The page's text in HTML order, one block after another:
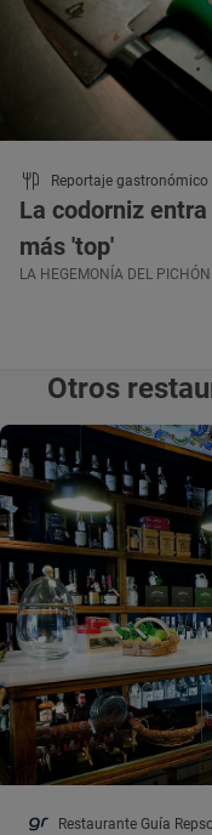
Reportaje gastronómico
La codorniz
más 'top'
LA HEGEMONÍA DEL
Otros
Restaurante Guía